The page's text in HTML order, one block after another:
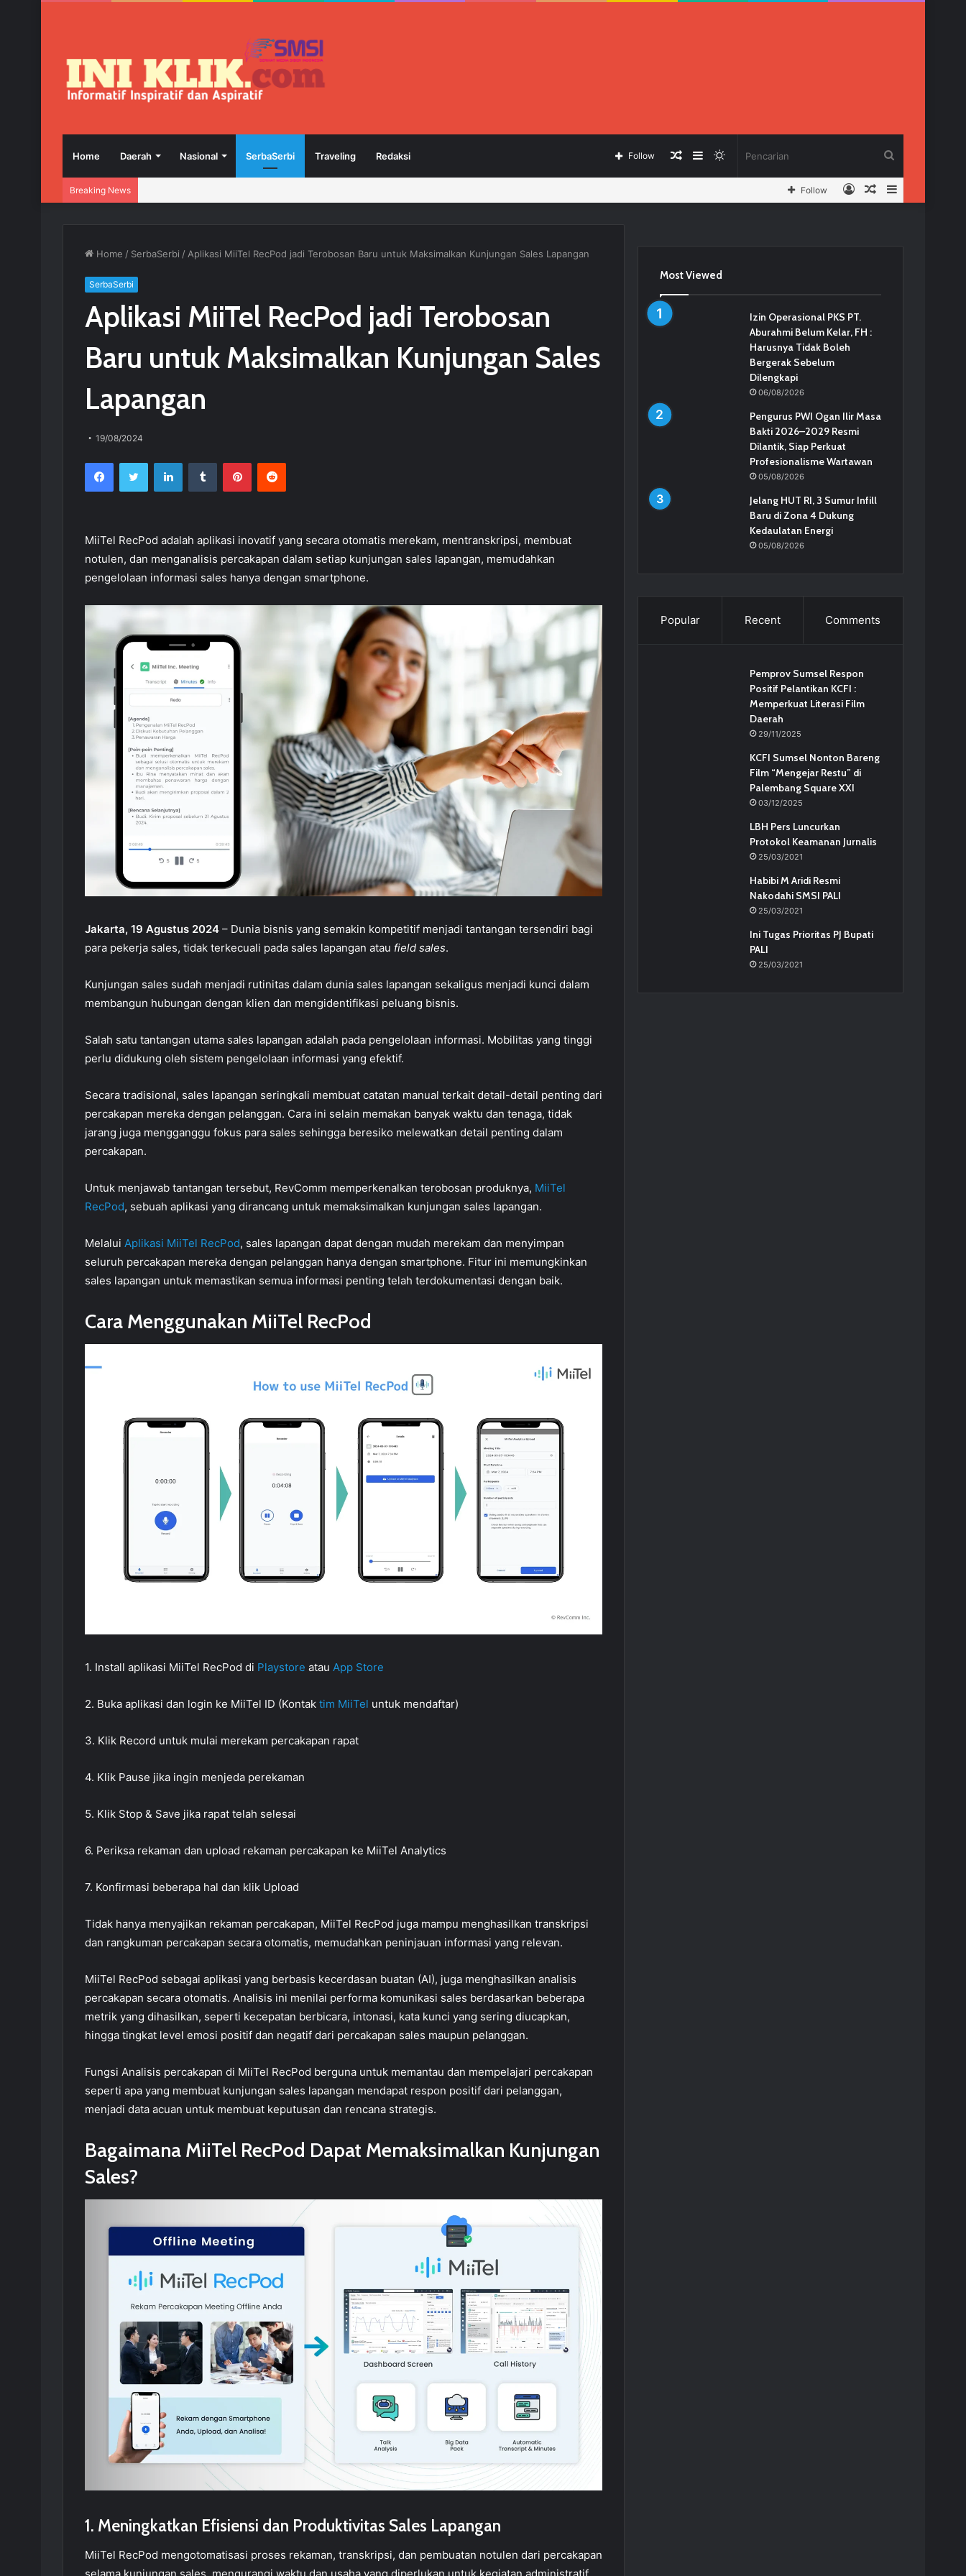
Home Daerah Nasional SerbaSerbi Traveling Redaksi Switch
Sidebar
Berita
Follow
Breaking News
Berita
Log
Follow
Home / SerbaSerbi / Aplikasi MiiTel RecPod jadi Terobosan Baru untuk Maksimalkan Kunjungan Sales Lapangan
SerbaSerbi
Aplikasi MiiTel RecPod jadi Terobosan
Baru untuk Maksimalkan Kunjungan Sales
Lapangan
19/08/2024
MiiTel RecPod adalah aplikasi inovatif yang secara otomatis merekam, mentranskripsi, membuat
notulen, dan menganalisis percakapan dalam setiap kunjungan sales lapangan, memudahkan
pengelolaan informasi sales hanya dengan smartphone.
Jakarta, 19 Agustus 2024 – Dunia bisnis yang semakin kompetitif menjadi tantangan tersendiri bagi
para pekerja sales, tidak terkecuali pada sales lapangan atau field sales.
Kunjungan sales sudah menjadi rutinitas dalam dunia sales lapangan sekaligus menjadi kunci dalam
membangun hubungan dengan klien dan mengidentifikasi peluang bisnis.
Salah satu tantangan utama sales lapangan adalah pada pengelolaan informasi. Mobilitas yang tinggi
perlu didukung oleh sistem pengelolaan informasi yang efektif.
Secara tradisional, sales lapangan seringkali membuat catatan manual terkait detail-detail penting dari
percakapan mereka dengan pelanggan. Cara ini selain memakan banyak waktu dan tenaga, tidak
jarang juga mengganggu fokus para sales sehingga beresiko melewatkan detail penting dalam
percakapan.
Untuk menjawab tantangan tersebut, RevComm memperkenalkan terobosan produknya, MiiTel
RecPod, sebuah aplikasi yang dirancang untuk memaksimalkan kunjungan sales lapangan.
Melalui Aplikasi MiiTel RecPod, sales lapangan dapat dengan mudah merekam dan menyimpan
seluruh percakapan mereka dengan pelanggan hanya dengan smartphone. Fitur ini memungkinkan
sales lapangan untuk memastikan semua informasi penting telah terdokumentasi dengan baik.
Cara Menggunakan MiiTel RecPod
1. Install aplikasi MiiTel RecPod di Playstore atau App Store
2. Buka aplikasi dan login ke MiiTel ID (Kontak tim MiiTel untuk mendaftar)
3. Klik Record untuk mulai merekam percakapan rapat
4. Klik Pause jika ingin menjeda perekaman
5. Klik Stop & Save jika rapat telah selesai
6. Periksa rekaman dan upload rekaman percakapan ke MiiTel Analytics
7. Konfirmasi beberapa hal dan klik Upload
Tidak hanya menyajikan rekaman percakapan, MiiTel RecPod juga mampu menghasilkan transkripsi
dan rangkuman percakapan secara otomatis, memudahkan peninjauan informasi yang relevan.
MiiTel RecPod sebagai aplikasi yang berbasis kecerdasan buatan (AI), juga menghasilkan analisis
percakapan secara otomatis. Analisis ini menilai performa komunikasi sales berdasarkan beberapa
metrik yang dihasilkan, seperti kecepatan berbicara, intonasi, kata kunci yang sering diucapkan,
hingga tingkat level emosi positif dan negatif dari percakapan sales maupun pelanggan.
Fungsi Analisis percakapan di MiiTel RecPod berguna untuk memantau dan mempelajari percakapan
seperti apa yang membuat kunjungan sales lapangan mendapat respon positif dari pelanggan,
menjadi data acuan untuk membuat keputusan dan rencana strategis.
Bagaimana MiiTel RecPod Dapat Memaksimalkan Kunjungan
Sales?
1. Meningkatkan Efisiensi dan Produktivitas Sales Lapangan
MiiTel RecPod mengotomatisasi proses rekaman, transkripsi, dan pembuatan notulen dari percakapan
selama kunjungan sales, mengurangi waktu dan usaha yang diperlukan untuk kegiatan administratif.
Most Viewed
Izin Operasional PKS PT.
Aburahmi Belum Kelar, FH :
Harusnya Tidak Boleh
Bergerak Sebelum
Dilengkapi
06/08/2026
Pengurus PWI Ogan Ilir Masa
Bakti 2026–2029 Resmi
Dilantik, Siap Perkuat
Profesionalisme Wartawan
05/08/2026
Jelang HUT RI, 3 Sumur Infill
Baru di Zona 4 Dukung
Kedaulatan Energi
05/08/2026
Popular Recent Comments
Pemprov Sumsel Respon
Positif Pelantikan KCFI :
Memperkuat Literasi Film
Daerah
29/11/2025
KCFI Sumsel Nonton Bareng
Film “Mengejar Restu” di
Palembang Square XXI
03/12/2025
LBH Pers Luncurkan
Protokol Keamanan Jurnalis
25/03/2021
Habibi M Aridi Resmi
Nakodahi SMSI PALI
25/03/2021
Ini Tugas Prioritas PJ Bupati
PALI
25/03/2021